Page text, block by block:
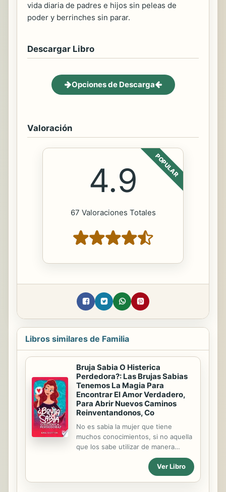
vida diaria de padres e hijos sin peleas de
poder y berrinches sin parar.
Descargar Libro
Opciones de Descarga
Valoración
POPULAR
4.9
67 Valoraciones Totales
Libros similares de Familia
Bruja Sabia O Histerica
Perdedora?: Las Brujas Sabias
Tenemos La Magia Para
Encontrar El Amor Verdadero,
Para Abrir Nuevos Caminos
Reinventandonos, Co
No es sabia la mujer que tiene
muchos conocimientos, si no aquella
que los sabe utilizar de manera
positiva, y en el transcurso de
nuestra historia no ha existido ser
ms sabio que las brujas: mujeres
Ver Libro